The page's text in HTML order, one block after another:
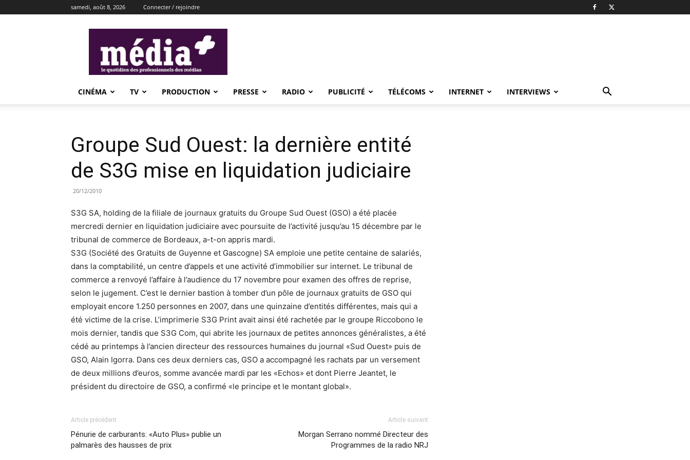
samedi, août 8, 2026 Connecter / rejoindre
CINÉMA TV PRODUCTION PRESSE RADIO PUBLICITÉ TÉLÉCOMS INTERNET INTERVIEWS
Groupe Sud Ouest: la dernière entité
de S3G mise en liquidation judiciaire
20/12/2010
S3G SA, holding de la filiale de journaux gratuits du Groupe Sud Ouest (GSO) a été placée
mercredi dernier en liquidation judiciaire avec poursuite de l’activité jusqu’au 15 décembre par le
tribunal de commerce de Bordeaux, a-t-on appris mardi.
S3G (Société des Gratuits de Guyenne et Gascogne) SA emploie une petite centaine de salariés,
dans la comptabilité, un centre d’appels et une activité d’immobilier sur internet. Le tribunal de
commerce a renvoyé l’affaire à l’audience du 17 novembre pour examen des offres de reprise,
selon le jugement. C’est le dernier bastion à tomber d’un pôle de journaux gratuits de GSO qui
employait encore 1.250 personnes en 2007, dans une quinzaine d’entités différentes, mais qui a
été victime de la crise. L’imprimerie S3G Print avait ainsi été rachetée par le groupe Riccobono le
mois dernier, tandis que S3G Com, qui abrite les journaux de petites annonces généralistes, a été
cédé au printemps à l’ancien directeur des ressources humaines du journal «Sud Ouest» puis de
GSO, Alain Igorra. Dans ces deux derniers cas, GSO a accompagné les rachats par un versement
de deux millions d’euros, somme avancée mardi par les «Echos» et dont Pierre Jeantet, le
président du directoire de GSO, a confirmé «le principe et le montant global».
Article précédent
Pénurie de carburants: «Auto Plus» publie un
palmarès des hausses de prix
Article suivant
Morgan Serrano nommé Directeur des
Programmes de la radio NRJ